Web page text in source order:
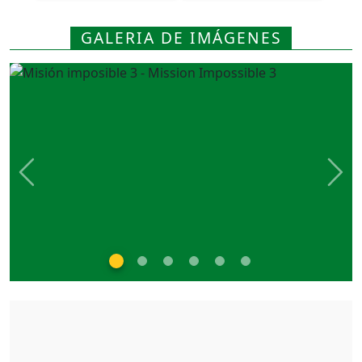
GALERIA DE IMÁGENES
Previous Next